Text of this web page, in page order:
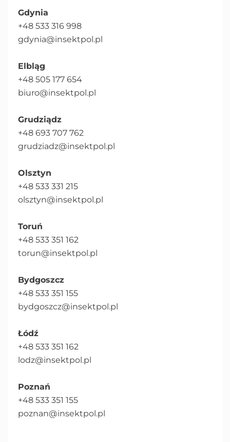
Gdynia
+48 533 316 998
gdynia@insektpol.pl
Elbląg
+48 505 177 654
biuro@insektpol.pl
Grudziądz
+48 693 707 762
grudziadz@insektpol.pl
Olsztyn
+48 533 331 215
olsztyn@insektpol.pl
Toruń
+48 533 351 162
torun@insektpol.pl
Bydgoszcz
+48 533 351 155
bydgoszcz@insektpol.pl
Łódź
+48 533 351 162
lodz@insektpol.pl
Poznań
+48 533 351 155
poznan@insektpol.pl